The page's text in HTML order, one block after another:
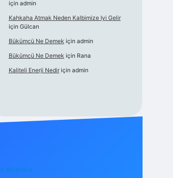
için admin
Kahkaha Atmak Neden Kalbimize Iyi Gelir
için Gülcan
Bükümcü Ne Demek için admin
Bükümcü Ne Demek için Rana
Kaliteli Enerji Nediriçin admin
@karabul